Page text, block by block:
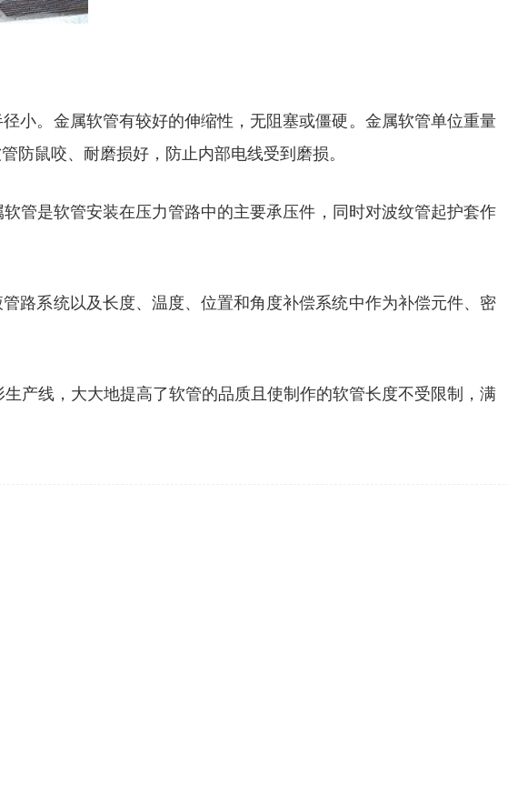
小。金属软管有较好的伸缩性，无阻塞或僵硬。金属软管单位重量
鼠咬、耐磨损好，防止内部电线受到磨损。
管是软管安装在压力管路中的主要承压件，同时对波纹管起护套作
路系统以及长度、温度、位置和角度补偿系统中作为补偿元件、密
产线，大大地提高了软管的品质且使制作的软管长度不受限制，满